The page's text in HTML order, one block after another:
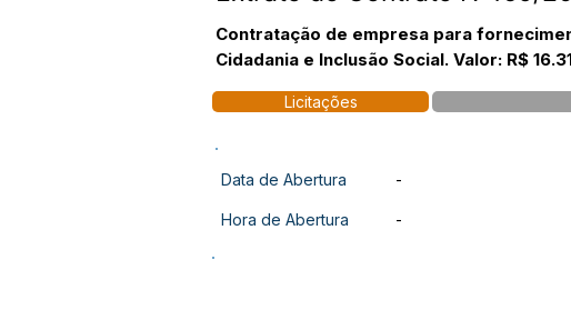
Contratação de empresa para
Cidadania e Inclusão Social. Valor: R$
Licitações
Data de Abertura -
Hora de Abertura -